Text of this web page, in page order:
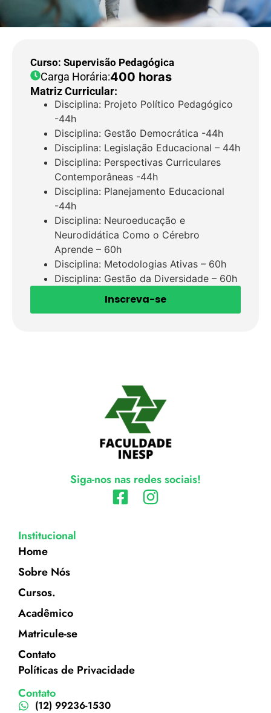
Curso: Supervisão Pedagógica
Carga Horária:400 horas
Matriz Curricular:
Disciplina: Projeto Político Pedagógico
-44h
Disciplina: Gestão Democrática -44h
Disciplina: Legislação Educacional – 44h
Disciplina: Perspectivas Curriculares
Contemporâneas -44h
Disciplina: Planejamento Educacional
-44h
Disciplina: Neuroeducação e
Neurodidática Como o Cérebro
Aprende – 60h
Disciplina: Metodologias Ativas – 60h
Disciplina: Gestão da Diversidade – 60h
Inscreva-se
Siga-nos nas redes sociais!
Institucional
Home
Sobre Nós
Cursos.
Acadêmico
Matricule-se
Contato
Políticas de Privacidade
Contato
(12) 99236-1530